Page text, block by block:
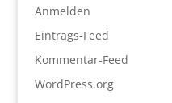
Anmelden
Eintrags-Feed
Kommentar-Feed
WordPress.org